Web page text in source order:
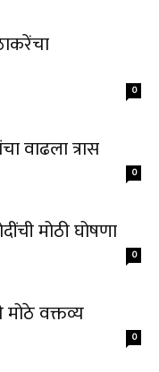
0
वाढला त्रास
0
मोठी घोषणा
0
वक्तव्य
0